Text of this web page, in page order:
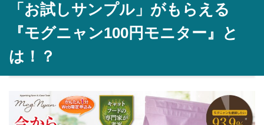
「お試しサンプル」がもらえる
『モグニャン100円モニター』と
は！？